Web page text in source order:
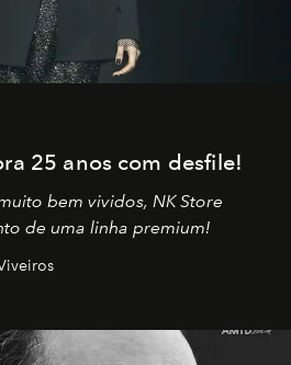
25 anos com desfile!
bem vividos, NK Store
de uma linha premium!